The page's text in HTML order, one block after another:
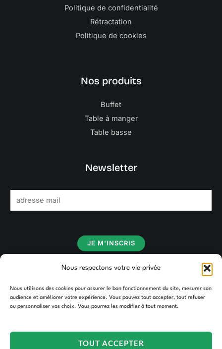
Nous respectons votre vie privée
Nous utilisons des cookies pour assurer le bon fonctionnement du site, mesurer son
audience et améliorer votre expérience. Vous pouvez tout accepter, tout refuser
ou personnaliser vos choix. Vous pourrez les modifier à tout moment.
TOUT ACCEPTER
Politique de confidentialité
Rétractation
Politique de cookies
Nos produits
Buffet
Table à manger
Table basse
Newsletter
m
JE M'INSCRIS